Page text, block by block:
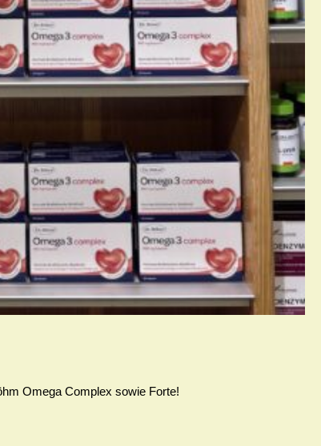
Omega Complex sowie Forte!